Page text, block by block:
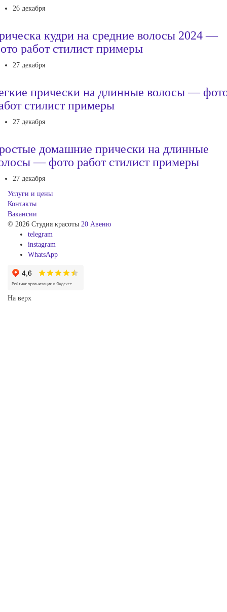
26 декабря
кудри на средние волосы 2024 —
работ стилист примеры
27 декабря
прически на длинные волосы —
стилист примеры
27 декабря
домашние прически на длинные
— фото работ стилист примеры
27 декабря
Услуги и цены
Контакты
Вакансии
© 2026 Студия красоты 20 Авеню
telegram
instagram
WhatsApp
На верх